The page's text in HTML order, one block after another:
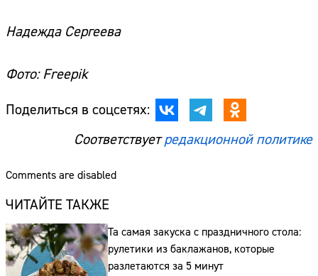
Надежда Сергеева
Фото: Freepik
Поделиться в соцсетях:
Соответствуетредакционной политике
Comments are disabled
ЧИТАЙТЕ ТАКЖЕ
Та самая закуска с праздничного стола:
рулетики из баклажанов, которые
разлетаются за 5 минут
Сайт:
Адрес: